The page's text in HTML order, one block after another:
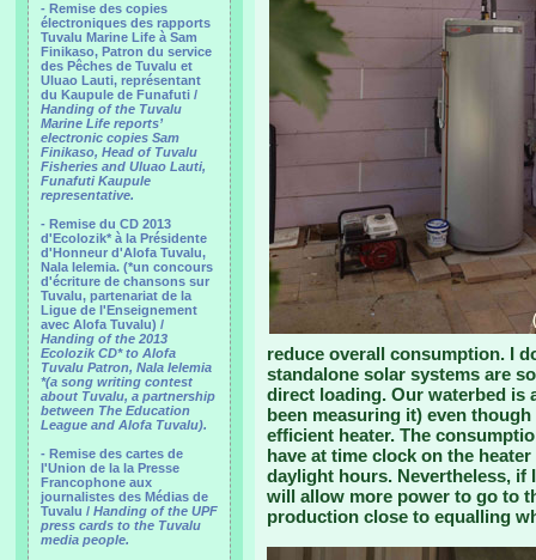
- Remise des copies
électroniques des rapports
Tuvalu Marine Life à Sam
Finikaso, Patron du service
des Pêches de Tuvalu et
Uluao Lauti, représentant
du Kaupule de Funafuti /
Handing of the Tuvalu
Marine Life reports’
electronic copies Sam
Finikaso, Head of Tuvalu
Fisheries and Uluao Lauti,
Funafuti Kaupule
representative.
- Remise du CD 2013
d'Ecolozik* à la Présidente
d'Honneur d'Alofa Tuvalu,
Nala Ielemia. (*un concours
d'écriture de chansons sur
Tuvalu, partenariat de la
Ligue de l'Enseignement
avec Alofa Tuvalu) /
Handing of the 2013
Ecolozik CD* to Alofa
Tuvalu Patron, Nala Ielemia
*(a song writing contest
about Tuvalu, a partnership
between The Education
League and Alofa Tuvalu).
- Remise des cartes de
l'Union de la la Presse
Francophone aux
journalistes des Médias de
Tuvalu / Handing of the UPF
press cards to the Tuvalu
media people.
reduce overall consumption. I
standalone solar systems are
direct loading. Our waterbed is
been measuring it) even
efficient heater. The
have at time clock on the
daylight hours. Nevertheless, if
will allow more power to go to
production close to equalling